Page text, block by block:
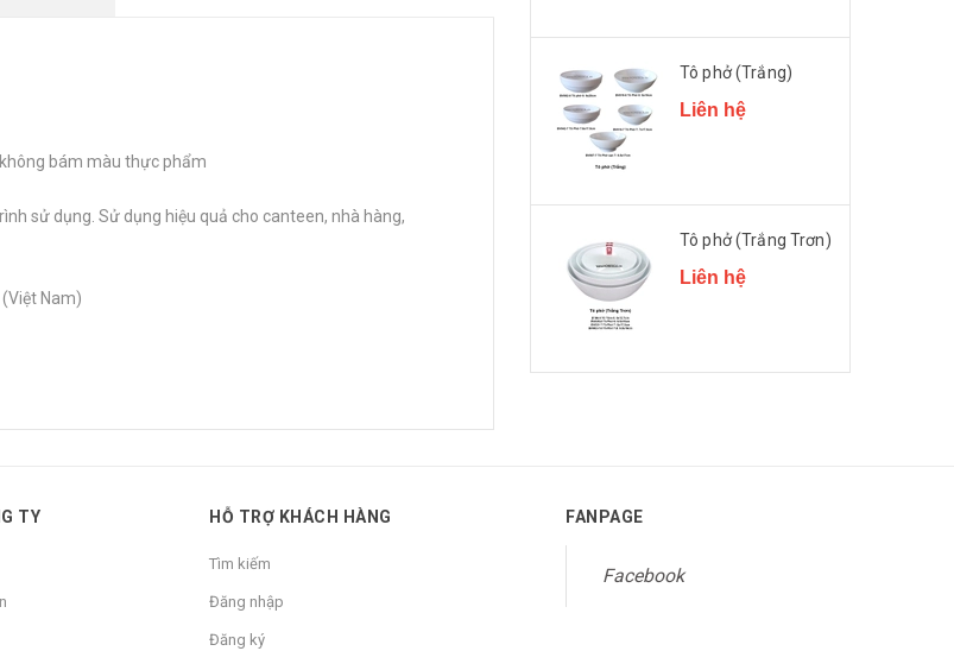
bám màu thực phẩm
sử dụng. Sử dụng hiệu quả cho canteen, nhà hàng,
Nam)
Tô phở (Trắng)
Liên hệ
Tô phở (Trắng Trơn)
Liên hệ
TY HỖ TRỢ KHÁCH HÀNG
Tìm kiếm
Đăng nhập
Đăng ký
FANPAGE
Facebook